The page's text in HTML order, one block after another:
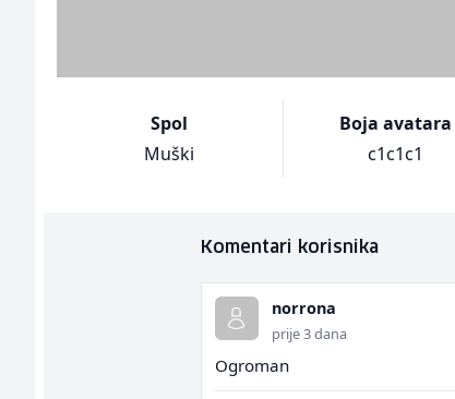
Spol
Muški
Boja avatara
c1c1c1
Komentari korisnika
norrona
prije 3 dana
Ogroman